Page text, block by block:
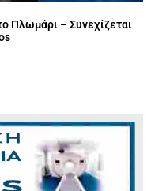
Πλωμάρι – Συνεχίζεται